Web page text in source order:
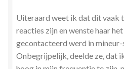
Uiteraard weet ik dat dit vaak
reacties zijn en wenste haar
gecontacteerd werd in
Onbegrijpelijk, deelde ze, dat